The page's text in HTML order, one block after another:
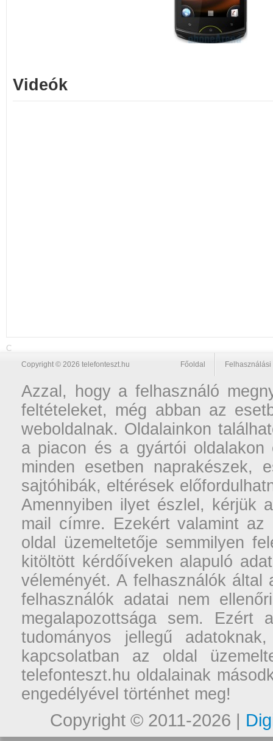
Videók
C
Copyright © 2026 telefonteszt.hu Főoldal
Azzal, hogy a felhasználó
feltételeket, még abban az
weboldalnak. Oldalainkon
a piacon és a gyártói oldalakon
minden esetben naprakészek,
sajtóhibák, eltérések
Amennyiben ilyet észlel, kérjük
mail címre. Ezekért valamint
oldal üzemeltetője semmilyen
kitöltött kérdőíveken alapuló
véleményét. A felhasználók
felhasználók adatai nem
megalapozottsága sem. Ezért
tudományos jellegű
kapcsolatban az oldal
telefonteszt.hu oldalainak
engedélyével történhet meg!
Copyright © 2011-2026 |